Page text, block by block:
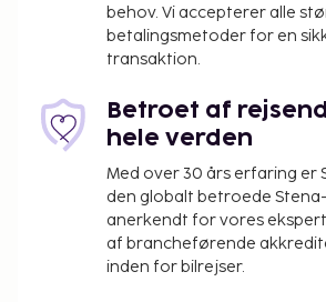
behov. Vi accepterer alle
betalingsmetoder for en
transaktion.
Betroet af
hele verden
Med over 30 års erfaring er
den globalt betroede
anerkendt for vores
af brancheførende
inden for bilrejser.